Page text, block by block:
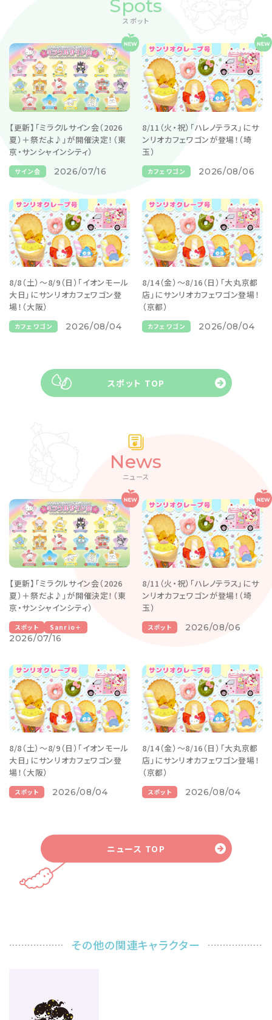
Spots
スポット
【更新】「ミラクルサイン会（2026
夏）＋祭だよ♪」が開催決定！（東
京・サンシャインシティ）
サイン会 2026/07/16
8/11（火・祝）「ハレノテラス」にサ
ンリオカフェワゴンが登場！（埼
玉）
カフェワゴン 2026/08/06
8/8（土）～8/9（日）「イオンモール
大日」にサンリオカフェワゴン登
場！（大阪）
カフェワゴン 2026/08/04
8/14（金）～8/16（日）「大丸京都
店」にサンリオカフェワゴン登場！
（京都）
カフェワゴン 2026/08/04
スポット TOP
News
ニュース
【更新】「ミラクルサイン会（2026
夏）＋祭だよ♪」が開催決定！（東
京・サンシャインシティ）
スポット Sanrio＋
2026/07/16
8/11（火・祝）「ハレノテラス」にサ
ンリオカフェワゴンが登場！（埼
玉）
スポット 2026/08/06
8/8（土）～8/9（日）「イオンモール
大日」にサンリオカフェワゴン登
場！（大阪）
スポット 2026/08/04
8/14（金）～8/16（日）「大丸京都
店」にサンリオカフェワゴン登場！
（京都）
スポット 2026/08/04
ニュース TOP
その他の関連キャラクター